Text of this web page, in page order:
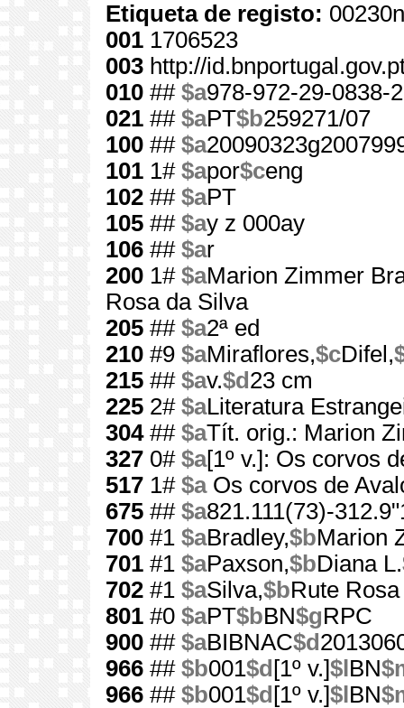
Etiqueta de registo:
001 1706523
003 http://
010 ## $a978-972-29-0838-2
021 ## $aPT$b259271/07
100 ## $a
101 1# $apor$ceng
102 ## $aPT
105 ## $ay z 000ay
106 ## $ar
200 1# $aMarion Zimmer
Rosa da Silva
205 ## $a2ª ed
210 #9 $aMiraflores,$cDifel,
215 ## $av.$d 23 cm
225 2# $aLiteratura
304## $aTít. orig.: Marion
327 0# $a[1º v.]: Os corvos
517 1# $aOs corvos de
675 ## $a821.111(73)-
700 #1 $aBradley,$bMarion
701 #1 $aPaxson,$bDiana L.
702 #1 $aSilva,$bRute
801 #0 $aPT$bBN$gRPC
900 ## $aBIBNAC$d
966 ## $b001$d [1º v.]$l BN
966 ## $b001$d [1º v.]$l BN